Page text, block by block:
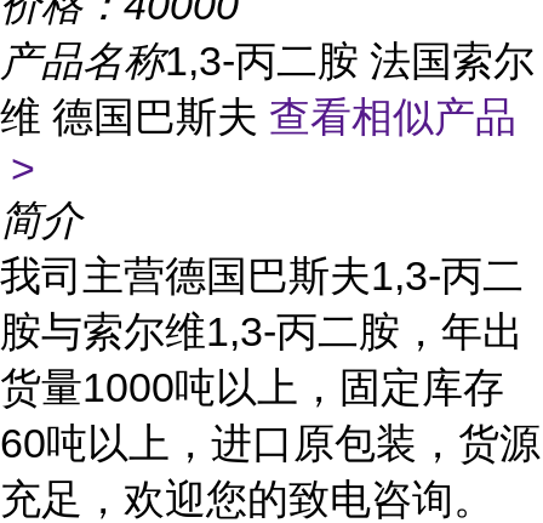
产品名称1,3-丙二胺 法国索尔
维 德国巴斯夫 查看相似产品
>
简介
我司主营德国巴斯夫1,3-丙二
胺与索尔维1,3-丙二胺 ， 年出
货量1000吨以上，固定库存
60吨以上，进口原包装，货源
充足，欢迎您的致电咨询。